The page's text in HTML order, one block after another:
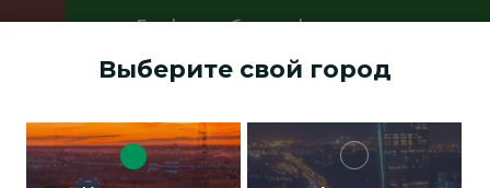
График работы офисов:
13:00 до 14:00 Суббота, воскресенье -
Доставка бесплатная в черте города от 10.000тг!
Выберите свой город